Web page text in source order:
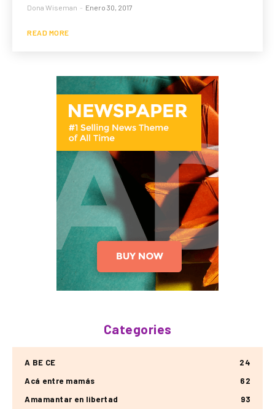
Dona Wiseman - Enero 30, 2017
READ MORE
Categories
A BE CE
24
Acá entre mamás
62
Amamantar en libertad
93